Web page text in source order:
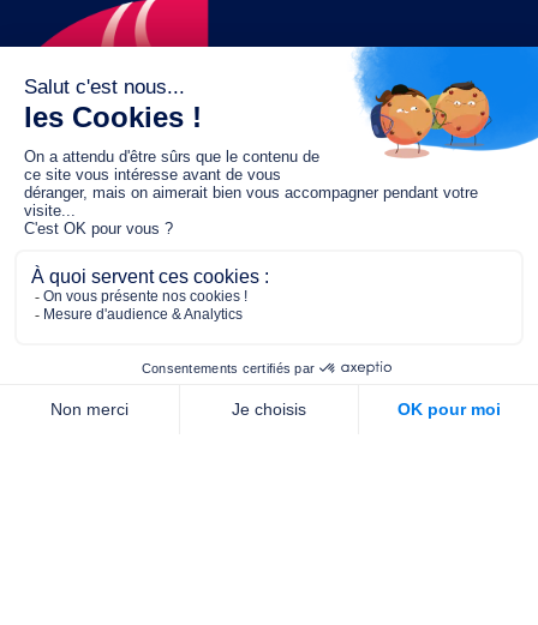
Le fonds de dotation MGC s’engage à
jouer un rôle dans la prévention santé
pour tous.
2/4 place de l’Abbé G. Hénocque
75637 PARIS CEDEX 13
01 40 78 06 56
Nous contacter
Qui sommes-nous ?